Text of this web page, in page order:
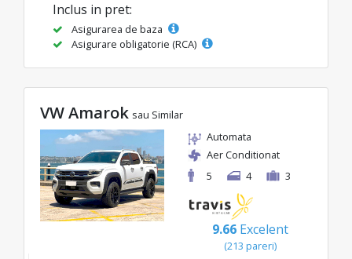
Inclus in pret:
Asigurarea de baza
Asigurare obligatorie (RCA)
VW Amarok sau Similar
Automata
Aer Conditionat
5
4 3
9.66 Excelent
(213 pareri)